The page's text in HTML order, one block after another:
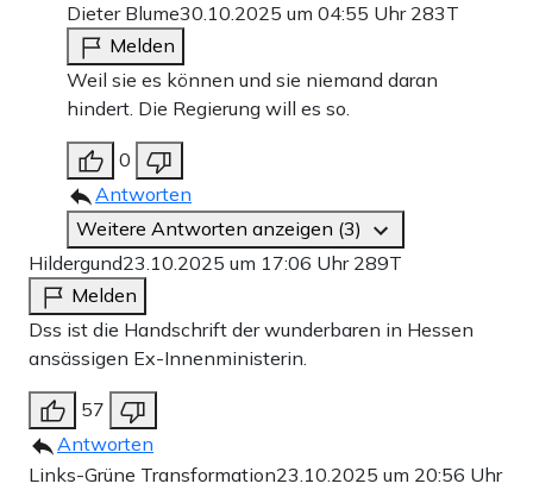
Dieter Blume30.10.2025 um 04:55 Uhr 283T
Melden
Weil sie es können und sie niemand daran
hindert. Die Regierung will es so.
0
Antworten
Weitere Antworten anzeigen (3)
Hildergund23.10.2025 um 17:06 Uhr 289T
Melden
Dss ist die Handschrift der wunderbaren in Hessen
ansässigen Ex-Innenministerin.
57
Antworten
Links-Grüne Transformation23.10.2025 um 20:56 Uhr